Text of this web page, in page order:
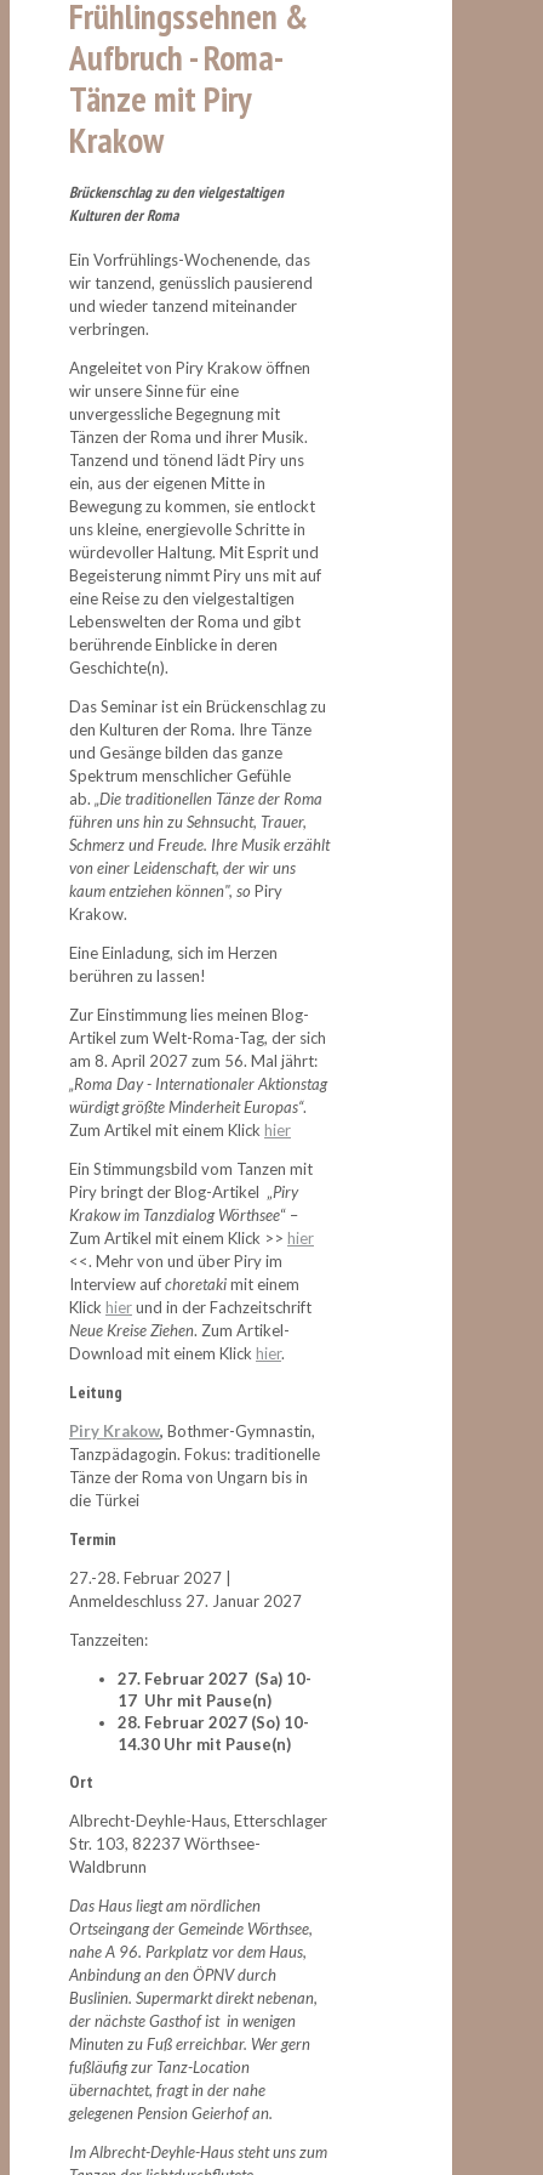
Frühlingssehnen &
Aufbruch -Roma-
Tänze mit Piry
Krakow
Brückenschlag zu den vielgestaltigen
Kulturen der Roma
Ein Vorfrühlings-Wochenende, das
wir tanzend, genüsslich pausierend
und wieder tanzend miteinander
verbringen.
Angeleitet von Piry Krakow öffnen
wir unsere Sinne für eine
unvergessliche Begegnung mit
Tänzen der Roma und ihrer Musik.
Tanzend und tönend lädt Piry uns
ein, aus der eigenen Mitte in
Bewegung zu kommen, sie entlockt
uns kleine, energievolle Schritte in
würdevoller Haltung. Mit Esprit und
Begeisterung nimmt Piry uns mit auf
eine Reise zu den vielgestaltigen
Lebenswelten der Roma und gibt
berührende Einblicke in deren
Geschichte(n).
Das Seminar ist ein Brückenschlag zu
den Kulturen der Roma. Ihre Tänze
und Gesänge bilden das ganze
Spektrum menschlicher Gefühle
ab. „Die traditionellen Tänze der Roma
führen uns hin zu Sehnsucht, Trauer,
Schmerz und Freude. Ihre Musik erzählt
von einer Leidenschaft, der wir uns
kaum entziehen können", so Piry
Krakow.
Eine Einladung, sich im Herzen
berühren zu lassen!
Zur Einstimmung lies meinen Blog-
Artikel zum Welt-Roma-Tag, der sich
am 8. April 2027 zum 56. Mal jährt:
„Roma Day - Internationaler Aktionstag
würdigt größte Minderheit Europas“.
Zum Artikel mit einem Klick hier
Ein Stimmungsbild vom Tanzen mit
Piry bringt der Blog-Artikel „Piry
Krakow im Tanzdialog Wörthsee“ –
Zum Artikel mit einem Klick >> hier
<<. Mehr von und über Piry im
Interview aufchoretakimit einem
Klick hierund in der Fachzeitschrift
Neue Kreise Ziehen. Zum Artikel-
Download mit einem Klick hier.
Leitung
Piry Krakow, Bothmer-Gymnastin,
Tanzpädagogin. Fokus: traditionelle
Tänze der Roma von Ungarn bis in
die Türkei
Termin
27.-28. Februar 2027 |
Anmeldeschluss 27. Januar 2027
Tanzzeiten:
27. Februar 2027 (Sa) 10-
17 Uhr mit Pause(n)
28. Februar 2027 (So) 10-
14.30 Uhr mit Pause(n)
Ort
Albrecht-Deyhle-Haus, Etterschlager
Str. 103, 82237 Wörthsee-
Waldbrunn
Das Haus liegt am nördlichen
Ortseingang der Gemeinde Wörthsee,
nahe A 96. Parkplatz vor dem Haus,
Anbindung an den ÖPNV durch
Buslinien. Supermarkt direkt nebenan,
der nächste Gasthof ist in wenigen
Minuten zu Fuß erreichbar. Wer gern
fußläufig zur Tanz-Location
übernachtet, fragt in der nahe
gelegenen Pension Geierhof an.
Im Albrecht-Deyhle-Haus steht uns zum